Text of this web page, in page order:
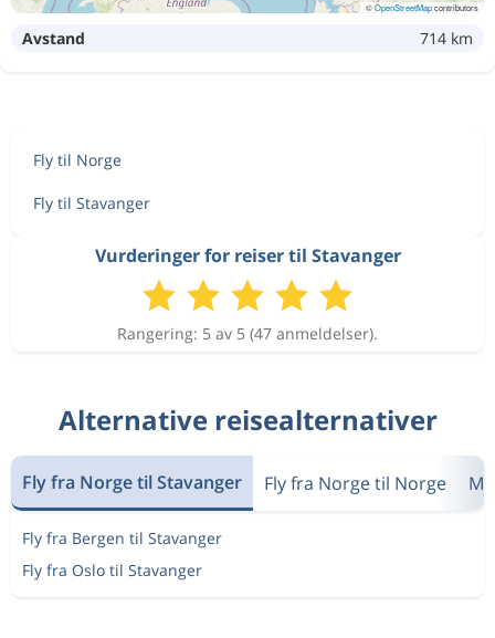
©OpenStreetMapcontributors
Avstand 714 km
Fly til Norge
Fly til Stavanger
Vurderinger for reiser til Stavanger
Rangering: 5 av 5 (47 anmeldelser).
Alternative reisealternativer
Fly fra Norge til Stavanger Fly fra Norge til Norge
Fly fra Bergen til Stavanger
Fly fra Oslo til Stavanger